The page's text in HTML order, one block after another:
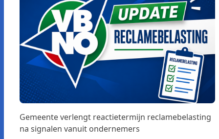
Gemeente verlengt reactietermijn reclamebelasting
na signalen vanuit ondernemers